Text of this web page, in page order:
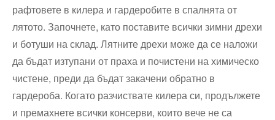
рафтовете в килера и гардеробите в спалнята от
лятото. Започнете, като поставите всички зимни дрехи
и ботуши на склад. Лятните дрехи може да се наложи
да бъдат изтупани от праха и почистени на химическо
чистене, преди да бъдат закачени обратно в
гардероба. Когато разчиствате килера си, продължете
и премахнете всички консерви, които вече не са